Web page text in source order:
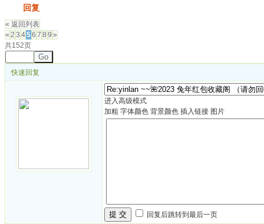
回复
« 返回列表
« 2 3 456 7 8 9 »
共152页
Go
快速回复
进入高级模式
加粗 字体颜色 背景颜色 插入链接 图片
提 交 回复后跳转到最后一页